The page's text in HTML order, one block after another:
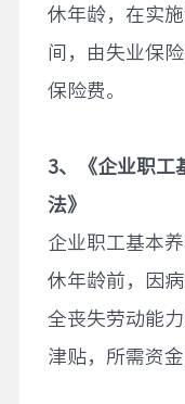
休年龄，在实
间，由失业保
保险费。
3、《企业职工
法》
企业职工基本
休年龄前，因
全丧失劳动能
津贴，所需资